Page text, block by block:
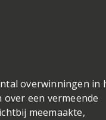
overwinningen in
een vermeende
meemaakte,